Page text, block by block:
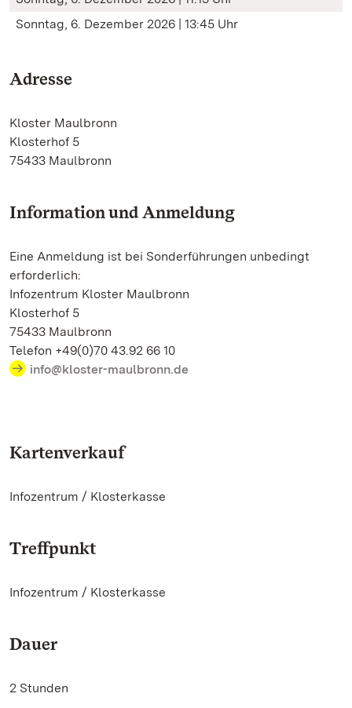
Sonntag, 6. Dezember 2026 | 13:45 Uhr
Adresse
Kloster Maulbronn
Klosterhof 5
75433 Maulbronn
Information und Anmeldung
Eine Anmeldung ist bei Sonderführungen unbedingt
erforderlich:
Infozentrum Kloster Maulbronn
Klosterhof 5
75433 Maulbronn
Telefon +49(0)70 43.92 66 10
info@kloster-maulbronn.de
Kartenverkauf
Infozentrum / Klosterkasse
Treffpunkt
Infozentrum / Klosterkasse
Dauer
2 Stunden